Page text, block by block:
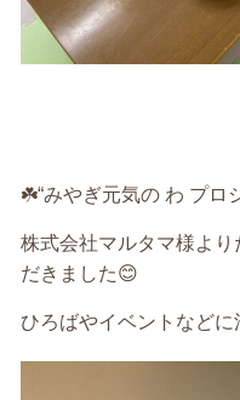
☘️“みやぎ元気の わ プロ
株式会社マルタマ様よ
だきました😊
ひろばやイベントなど